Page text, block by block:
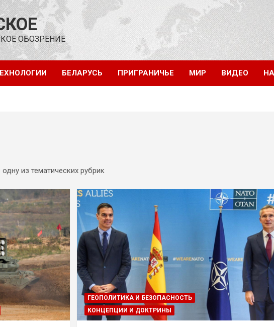
ОБОЗРЕНИЕ
БЕЛАРУСЬ ПРИГРАНИЧЬЕ МИР ВИДЕО
из тематических рубрик
ГЕОПОЛИТИКА И БЕЗОПАСНОСТЬ
КОНЦЕПЦИИ И ДОКТРИНЫ